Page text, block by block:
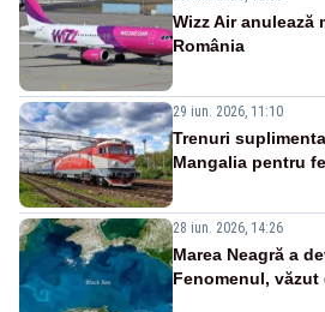
Wizz Air anulează
România
29 iun. 2026, 11:10
Trenuri
Mangalia pentru
28 iun. 2026, 14:26
Marea Neagră a
Fenomenul,